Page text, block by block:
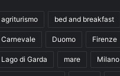
agriturismo bed and breakfast
Carnevale Duomo Firenze
Lago di Garda mare Milano